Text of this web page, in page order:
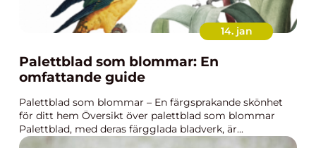
14. jan
Palettblad som blommar: En
omfattande guide
Palettblad som blommar – En färgsprakande skönhet
för ditt hem Översikt över palettblad som blommar
Palettblad, med deras färgglada bladverk, är...